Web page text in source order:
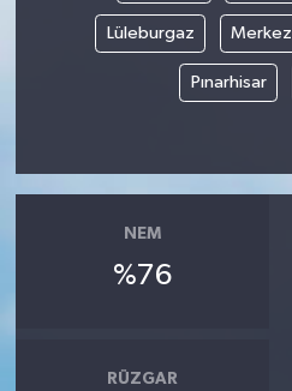
Lüleburgaz Merkez
Pınarhisar
NEM
%76
RÜZGAR